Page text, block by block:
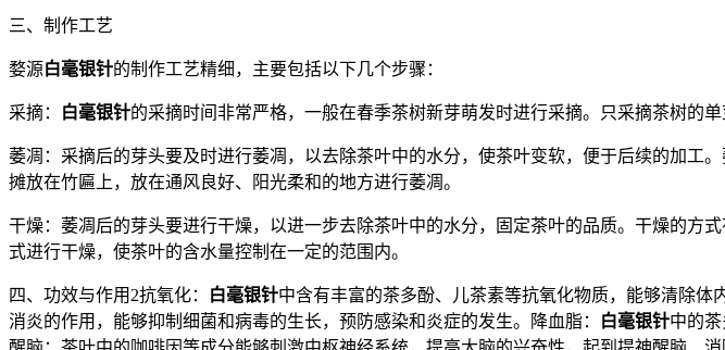
三、制作工艺
婺源白毫银针的制作工艺精细，主要包括以下几个步骤：
采摘： 白毫银针的采摘时间非常严格，一般在春季茶树新芽萌发时进行采摘。只采摘茶树的
萎凋：采摘后的芽头要及时进行萎凋，以去除茶叶中的水分，使茶叶变软，便于后续的加工
摊放在竹匾上，放在通风良好、阳光柔和的地方进行萎凋。
干燥：萎凋后的芽头要进行干燥，以进一步去除茶叶中的水分，固定茶叶的品质。干燥的方
式进行干燥，使茶叶的含水量控制在一定的范围内。
四、功效与作用2抗氧化： 白毫银针中含有丰富的茶多酚、儿茶素等抗氧化物质，能够清除
消炎的作用，能够抑制细菌和病毒的生长，预防感染和炎症的发生。降血脂：
白毫银针中的